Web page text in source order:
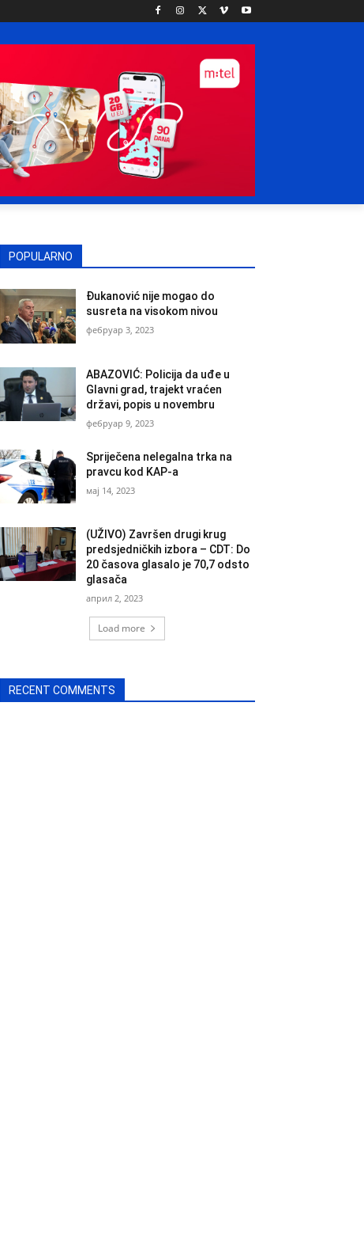
POPULARNO
Đukanović nije mogao do
susreta na visokom nivou
фебруар 3, 2023
ABAZOVIĆ: Policija da uđe u
Glavni grad, trajekt vraćen
državi, popis u novembru
фебруар 9, 2023
Spriječena nelegalna trka na
pravcu kod KAP-a
мај 14, 2023
(UŽIVO) Završen drugi krug
predsjedničkih izbora – CDT: Do
20 časova glasalo je 70,7 odsto
glasača
април 2, 2023
Load more
RECENT COMMENTS